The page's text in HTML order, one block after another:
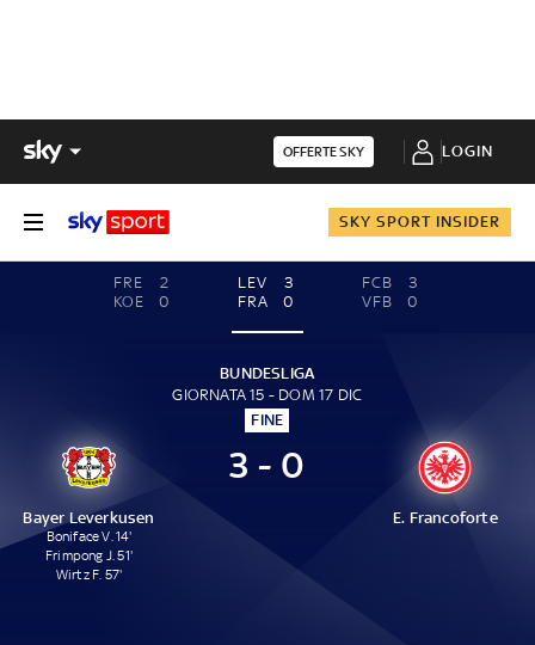
OFFERTE SKY LOGIN
SKY SPORT INSIDER
FRE
2
KOE
0
LEV
3
FRA
0
FCB
3
VFB
0
BUNDESLIGA
GIORNATA 15 - DOM 17 DIC
FINE
Bayer Leverkusen
Boniface V. 14'
Frimpong J. 51'
Wirtz F. 57'
3 - 0
E. Francoforte